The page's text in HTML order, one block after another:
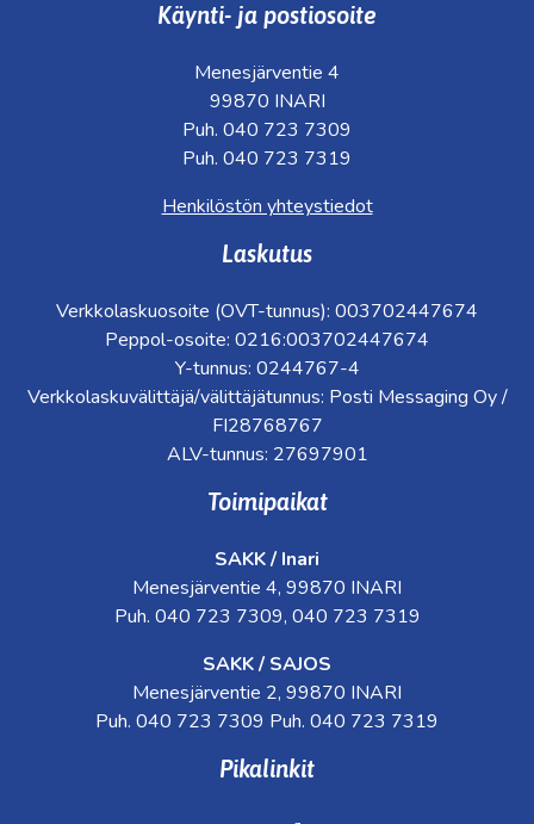
Käynti- ja postiosoite
Menesjärventie 4
99870 INARI
Puh. 040 723 7309
Puh. 040 723 7319
Henkilöstön yhteystiedot
Laskutus
Verkkolaskuosoite (OVT-tunnus): 003702447674
Peppol-osoite: 0216:003702447674
Y-tunnus: 0244767-4
Verkkolaskuvälittäjä/välittäjätunnus: Posti Messaging Oy /
FI28768767
ALV-tunnus: 27697901
Toimipaikat
SAKK / Inari
Menesjärventie 4, 99870 INARI
Puh. 040 723 7309, 040 723 7319
SAKK / SAJOS
Menesjärventie 2, 99870 INARI
Puh. 040 723 7309 Puh. 040 723 7319
Pikalinkit